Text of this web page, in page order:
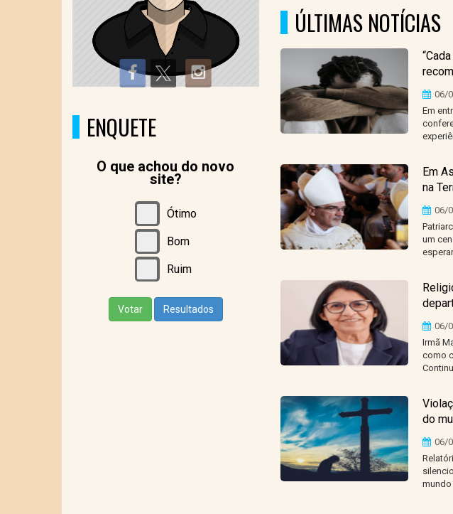
ENQUETE
O que achou do novo
site?
Ótimo
Bom
Ruim
Votar Resultados
90%ÚLTIMAS NOTÍCIAS
06/
Em
Em
na
06/
um
06/
Irmã
como
do
06/
mundo